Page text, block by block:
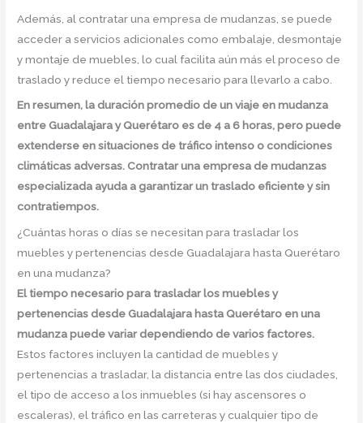
Además, al contratar una empresa de mudanzas, se puede
acceder a servicios adicionales como embalaje, desmontaje
y montaje de muebles, lo cual facilita aún más el proceso de
traslado y reduce el tiempo necesario para llevarlo a cabo.
En resumen, la duración promedio de un viaje en mudanza
entre Guadalajara y Querétaro es de 4 a 6 horas, pero puede
extenderse en situaciones de tráfico intenso o condiciones
climáticas adversas. Contratar una empresa de mudanzas
especializada ayuda a garantizar un traslado eficiente y sin
contratiempos.
¿Cuántas horas o días se necesitan para trasladar los
muebles y pertenencias desde Guadalajara hasta Querétaro
en una mudanza?
El tiempo necesario para trasladar los muebles y
pertenencias desde Guadalajara hasta Querétaro en una
mudanza puede variar dependiendo de varios factores.
Estos factores incluyen la cantidad de muebles y
pertenencias a trasladar, la distancia entre las dos ciudades,
el tipo de acceso a los inmuebles (si hay ascensores o
escaleras), el tráfico en las carreteras y cualquier tipo de